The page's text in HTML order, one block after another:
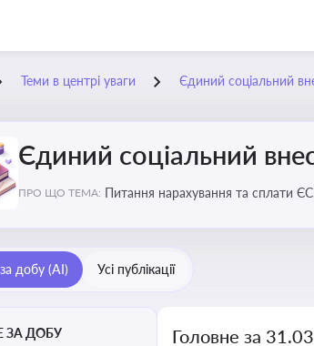
Теми в центрі уваги Єдиний соціальний
Єдиний соціальний
ПРО ЩО ТЕМА: Питання нарахування та сплати
добу (AI) Усі публікації
ЗА ДОБУ Головне за